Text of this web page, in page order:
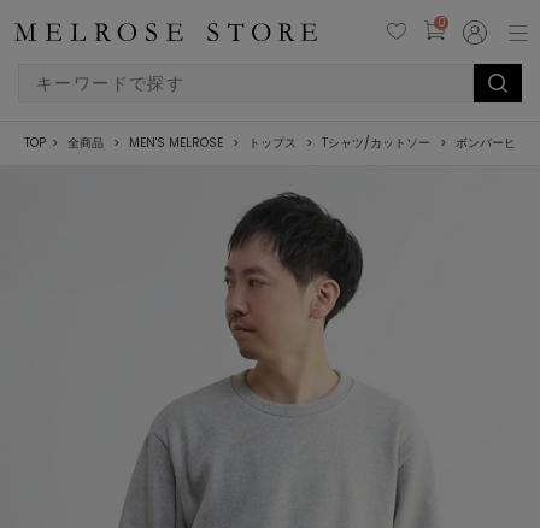
0
TOP 全商品 MEN'S MELROSE トップス Tシャツ/カットソー ボンバーヒー